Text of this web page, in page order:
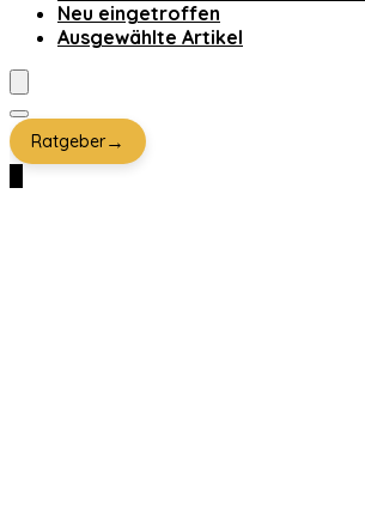
Neu eingetroffen
Ausgewählte Artikel
Ratgeber→